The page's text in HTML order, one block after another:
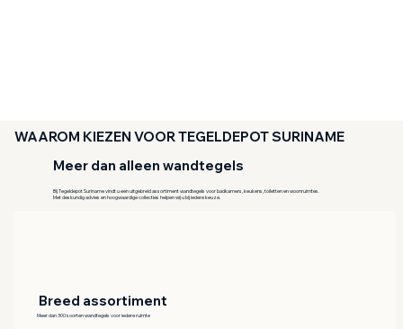
WAAROM KIEZEN VOOR TEGELDEPOT SURINAME
Meer dan alleen wandtegels
Bij Tegeldepot Suriname vindt u een uitgebreid assortiment wandtegels voor badkamers, keukens, toiletten en woonruimtes.
Met deskundig advies en hoogwaardige collecties helpen wij u bij iedere keuze.
Breed assortiment
Meer dan 300 soorten wandtegels voor iedere ruimte